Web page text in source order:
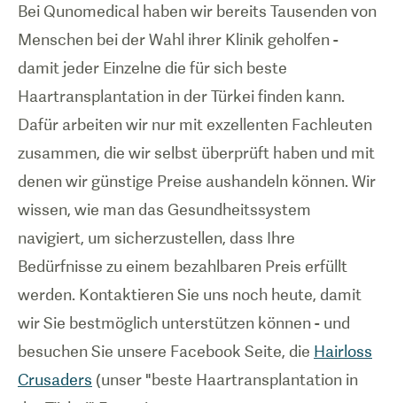
Bei Qunomedical haben wir bereits Tausenden von
Menschen bei der Wahl ihrer Klinik geholfen -
damit jeder Einzelne die für sich beste
Haartransplantation in der Türkei finden kann.
Dafür arbeiten wir nur mit exzellenten Fachleuten
zusammen, die wir selbst überprüft haben und mit
denen wir günstige Preise aushandeln können. Wir
wissen, wie man das Gesundheitssystem
navigiert, um sicherzustellen, dass Ihre
Bedürfnisse zu einem bezahlbaren Preis erfüllt
werden. Kontaktieren Sie uns noch heute, damit
wir Sie bestmöglich unterstützen können - und
besuchen Sie unsere Facebook Seite, die Hairloss
Crusaders (unser "beste Haartransplantation in